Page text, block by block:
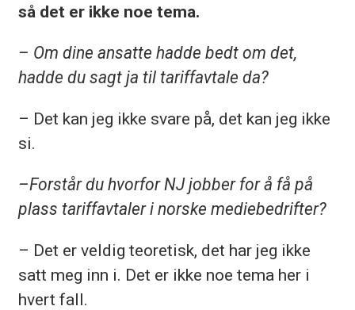
så det er ikke noe tema.
– Om dine ansatte hadde bedt om det,
hadde du sagt ja til tariffavtale da?
– Det kan jeg ikke svare på, det kan jeg ikke
si.
–Forstår du hvorfor NJ jobber for å få på
plass tariffavtaler i norske mediebedrifter?
– Det er veldig teoretisk, det har jeg ikke
satt meg inn i. Det er ikke noe tema her i
hvert fall.